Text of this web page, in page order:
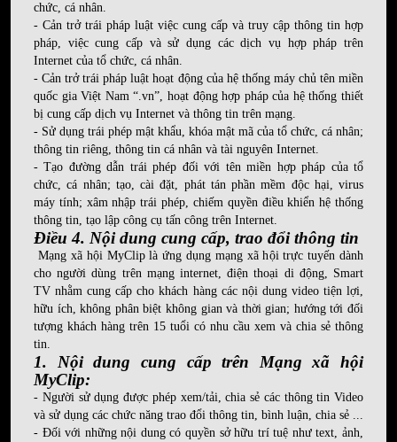
chức, cá nhân.
- Cản trở trái pháp luật việc cung cấp và truy cập thông tin hợp
pháp, việc cung cấp và sử dụng các dịch vụ hợp pháp trên
Internet của tổ chức, cá nhân.
- Cản trở trái pháp luật hoạt động của hệ thống máy chủ tên miền
quốc gia Việt Nam “.vn”, hoạt động hợp pháp của hệ thống thiết
bị cung cấp dịch vụ Internet và thông tin trên mạng.
- Sử dụng trái phép mật khẩu, khóa mật mã của tổ chức, cá nhân;
thông tin riêng, thông tin cá nhân và tài nguyên Internet.
- Tạo đường dẫn trái phép đối với tên miền hợp pháp của tổ
chức, cá nhân; tạo, cài đặt, phát tán phần mềm độc hại, virus
máy tính; xâm nhập trái phép, chiếm quyền điều khiển hệ thống
thông tin, tạo lập công cụ tấn công trên Internet.
Điều 4. Nội dung cung cấp, trao đổi thông tin
Mạng xã hội MyClip là ứng dụng mạng xã hội trực tuyến dành
cho người dùng trên mạng internet, điện thoại di động, Smart
TV nhằm cung cấp cho khách hàng các nội dung video tiện lợi,
hữu ích, không phân biệt không gian và thời gian; hướng tới đối
tượng khách hàng trên 15 tuổi có nhu cầu xem và chia sẻ thông
tin.
1. Nội dung cung cấp trên Mạng xã hội
MyClip:
- Người sử dụng được phép xem/tải, chia sẻ các thông tin Video
và sử dụng các chức năng trao đổi thông tin, bình luận, chia sẻ ...
- Đối với những nội dung có quyền sở hữu trí tuệ như text, ảnh,